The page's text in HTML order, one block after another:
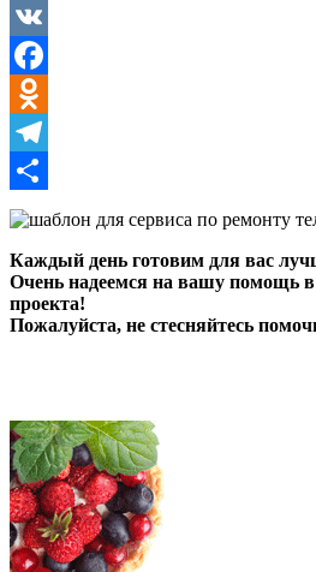
VK
Facebook
Odnoklassniki
Telegram
Отправить
Каждый день готовим для вас
Очень надеемся на вашу помощь
проекта!
Пожалуйста, не стесняйтесь